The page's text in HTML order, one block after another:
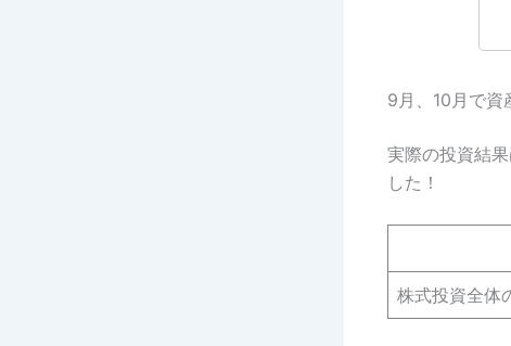
9月、10月で資
実際の投資結
した！
株式投資全体